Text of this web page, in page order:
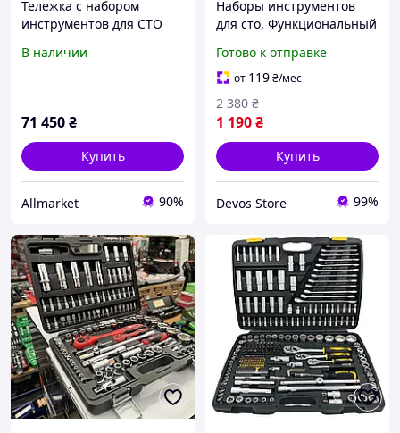
Тележка с набором
инструментов для СТО
секций 261ед. cерая GE-
В наличии
71 450₴
Купить
Allmarket 90%
Наборы инструментов
для сто, Функциональный
мужчин (46 ед), DVS
Готово к отправке
от 119₴/мес
1 190₴
2 380 ₴
Купить
Devos Store 99%